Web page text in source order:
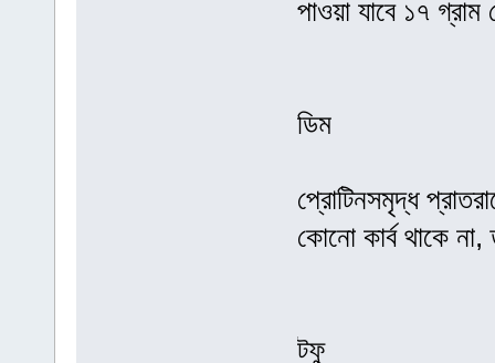
পাওয়া যাবে ১৭
ডিম
প্রোটিনসমৃদ্ধ
কোনো কার্ব থাকে
টফু